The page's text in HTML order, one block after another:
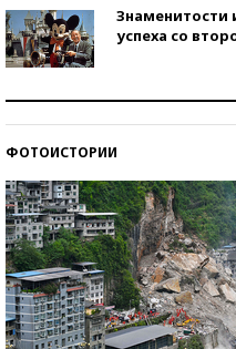
Знаменитости
успеха со
ФОТОИСТОРИИ